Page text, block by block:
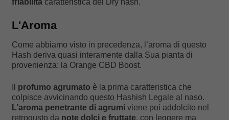
friabilitàcaratteristica dei Dry hash.
L'Aroma
Come abbiamo visto in precedenza, l’aroma di questo
Hash deriva quasi interamente dalla Sua pianta di
provenienza: la Orange CBD Boost.
profumo agrumato è la prima caratteristica che
colpisce avvicinando questo Hashish Legale al naso.
L’aroma penetrante di agrumiviene poi addolcito nel
retrogusto da note dolci e fruttate, con leggere ma